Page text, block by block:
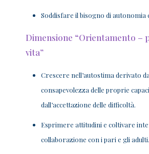
Soddisfare il bisogno di autonomia
Dimensione “Orientamento –
vita”
Crescere nell’autostima derivato
consapevolezza delle proprie
dall’accettazione delle difficoltà.
Esprimere attitudini e coltivare
collaborazione con i pari e gli adulti.